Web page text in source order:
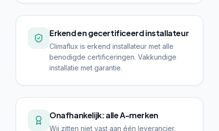
Erkend en gecertificeerd installateur
Climaflux is erkend installateur met alle
benodigde certificeringen. Vakkundige
installatie met garantie.
Onafhankelijk: alle A-merken
Wij zitten niet vast aan één leverancier.